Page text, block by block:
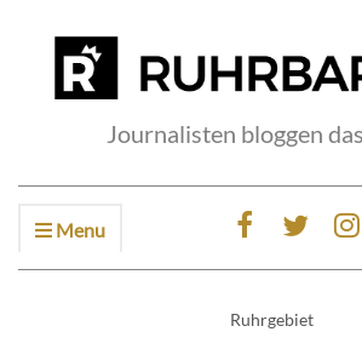
Journalisten bloggen
Menu
Ruhrgebiet